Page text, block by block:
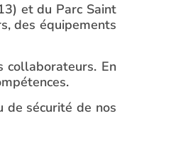
et du Parc Saint
des équipements
collaborateurs. En
de sécurité de nos